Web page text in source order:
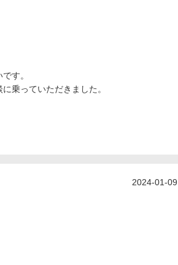
す。
乗っていただきました。
2024-01-09